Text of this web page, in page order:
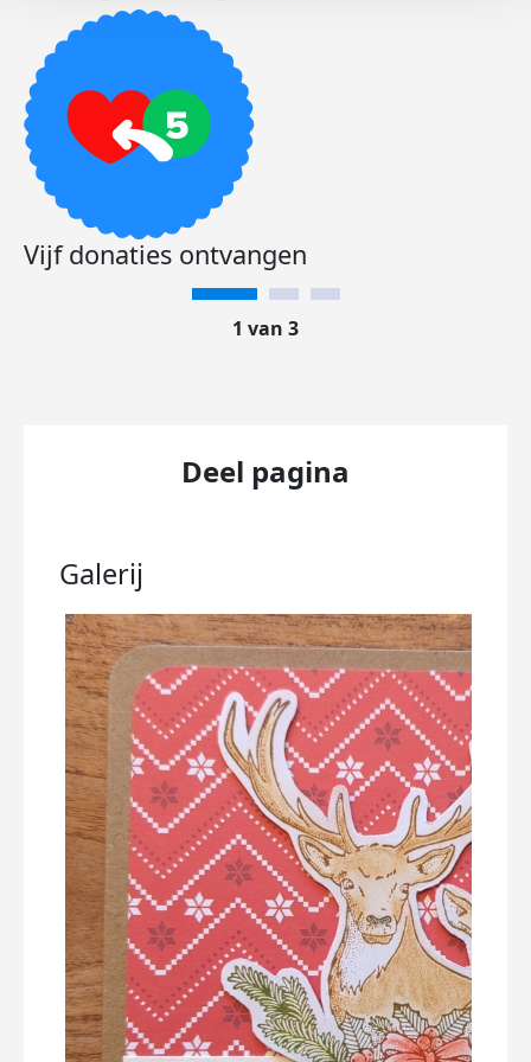
Vijf donaties ontvangen
1 van 3
Deel pagina
Galerij